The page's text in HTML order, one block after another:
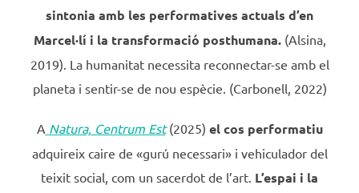
sintonia amb les performatives actuals d’en
Marcel·lí i la transformació posthumana.(Alsina,
2019). La humanitat necessita reconnectar-se amb el
planeta i sentir-se de nou espècie. (Carbonell, 2022)
A Natura, Centrum Est(2025) el cos performatiu
adquireix caire de «gurú necessari» i vehiculador del
teixit social, com un sacerdot de l’art. L’espai i la